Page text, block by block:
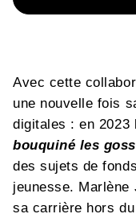
Avec cette
une nouvelle fois
digitales : en
bouquiné les
des sujets de
jeunesse. Marlène
sa carrière hors